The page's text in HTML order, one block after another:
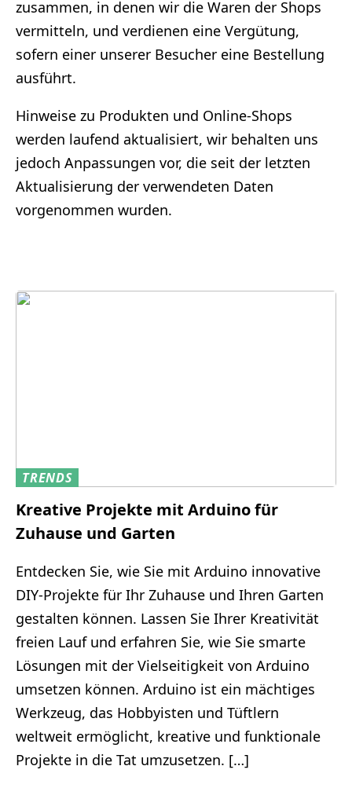
zusammen, in denen wir die Waren der Shops
vermitteln, und verdienen eine Vergütung,
sofern einer unserer Besucher eine Bestellung
ausführt.
Hinweise zu Produkten und Online-Shops
werden laufend aktualisiert, wir behalten uns
jedoch Anpassungen vor, die seit der letzten
Aktualisierung der verwendeten Daten
vorgenommen wurden.
TRENDS
Kreative Projekte mit Arduino für
Zuhause und Garten
Entdecken Sie, wie Sie mit Arduino innovative
DIY-Projekte für Ihr Zuhause und Ihren Garten
gestalten können. Lassen Sie Ihrer Kreativität
freien Lauf und erfahren Sie, wie Sie smarte
Lösungen mit der Vielseitigkeit von Arduino
umsetzen können. Arduino ist ein mächtiges
Werkzeug, das Hobbyisten und Tüftlern
weltweit ermöglicht, kreative und funktionale
Projekte in die Tat umzusetzen. […]